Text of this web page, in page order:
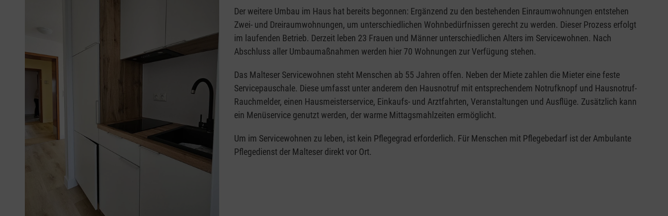
Der weitere Umbau im Haus hat bereits begonnen: Ergänzend zu den bestehenden Einraumwohnungen entstehen
Zwei- und Dreiraumwohnungen, um unterschiedlichen Wohnbedürfnissen gerecht zu werden. Dieser Prozess erfolgt
im laufenden Betrieb. Derzeit leben 23 Frauen und Männer unterschiedlichen Alters im Servicewohnen. Nach
Abschluss aller Umbaumaßnahmen werden hier 70 Wohnungen zur Verfügung stehen.
Das Malteser Servicewohnen steht Menschen ab 55 Jahren offen. Neben der Miete zahlen die Mieter eine feste
Servicepauschale. Diese umfasst unter anderem den Hausnotruf mit entsprechendem Notrufknopf und Hausnotruf-
Rauchmelder, einen Hausmeisterservice, Einkaufs- und Arztfahrten, Veranstaltungen und Ausflüge. Zusätzlich kann
ein Menüservice genutzt werden, der warme Mittagsmahlzeiten ermöglicht.
Um im Servicewohnen zu leben, ist kein Pflegegrad erforderlich. Für Menschen mit Pflegebedarf ist der Ambulante
Pflegedienst der Malteser direkt vor Ort.